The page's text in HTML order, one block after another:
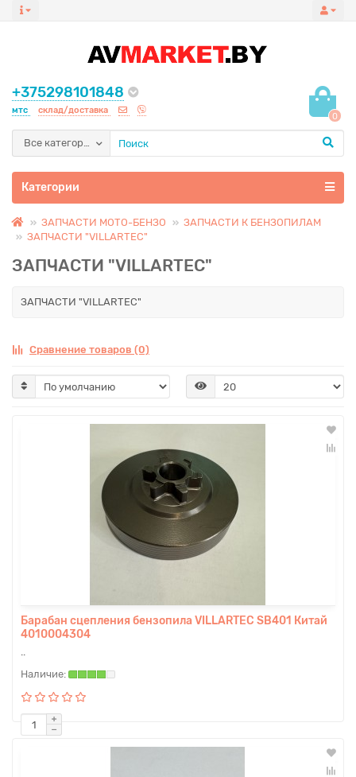
+375298101848
мтс склад/доставка
0
Все категории
Категории
ЗАПЧАСТИ МОТО-БЕНЗО
ЗАПЧАСТИ К БЕНЗОПИЛАМ
ЗАПЧАСТИ "VILLARTEC"
ЗАПЧАСТИ "VILLARTEC"
ЗАПЧАСТИ "VILLARTEC"
Сравнение товаров (0)
Барабан сцепления бензопила VILLARTEC SB401 Китай
4010004304
..